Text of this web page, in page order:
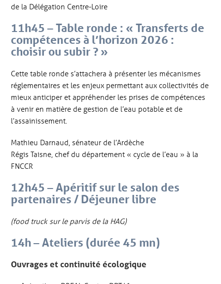
de la Délégation Centre-Loire
11h45 – Table ronde : «Transferts de
compétences à l’horizon 2026 :
choisir ou subir ? »
Cette table ronde s’attachera à présenter les mécanismes
réglementaires et les enjeux permettant aux collectivités de
mieux anticiper et appréhender les prises de compétences
à venir en matière de gestion de l’eau potable et de
l’assainissement.
Mathieu Darnaud, sénateur de l’Ardèche
Régis Taisne, chef du département « cycle de l’eau » à la
FNCCR
12h45 – Apéritif sur le salon des
partenaires / Déjeuner libre
(food truck sur le parvis de la HAG)
14h – Ateliers (durée 45 mn)
Ouvrages et continuité écologique